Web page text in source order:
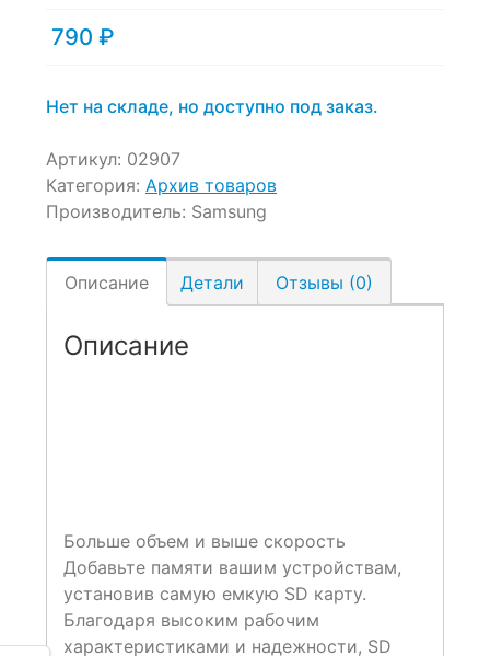
790 ₽
Нет на складе, но доступно под заказ.
Артикул: 02907
Категория: Архив товаров
Производитель: Samsung
Описание Детали Отзывы (0)
Описание
Больше объем и выше скорость
Добавьте памяти вашим устройствам,
установив самую емкую SD карту.
Благодаря высоким рабочим
характеристиками и надежности, SD